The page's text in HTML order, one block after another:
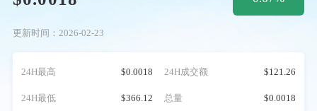
更新时间：2026-02-23
24H最高 $0.0018 24H成交额 $121.26
24H最低 $366.12 总量 $0.0018